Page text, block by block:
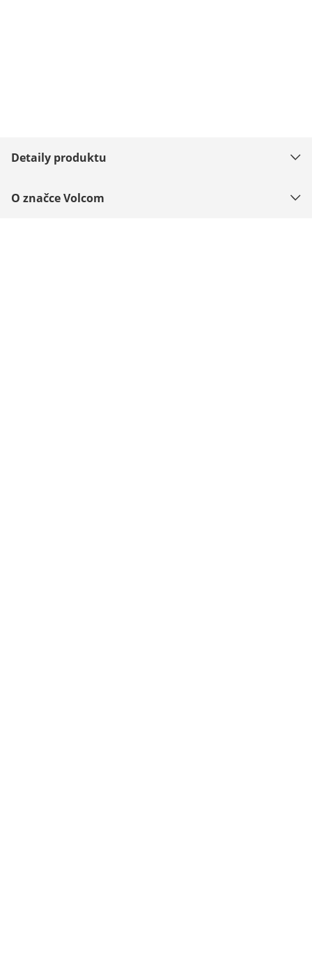
Detaily produktu
O značce Volcom